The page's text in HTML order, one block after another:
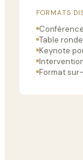
FORMATS
Table
Keynote
Format